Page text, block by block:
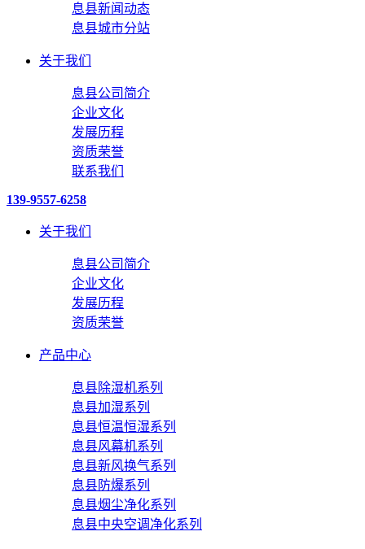
息县新闻动态
息县城市分站
关于我们
息县公司简介
企业文化
发展历程
资质荣誉
联系我们
139-9557-6258
关于我们
息县公司简介
企业文化
发展历程
资质荣誉
产品中心
息县除湿机系列
息县加湿系列
息县恒温恒湿系列
息县风幕机系列
息县新风换气系列
息县防爆系列
息县烟尘净化系列
息县中央空调净化系列